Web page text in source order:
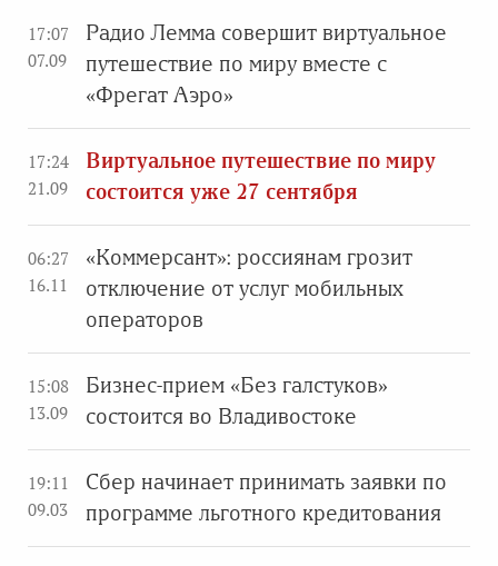
17:07
07.09
Радио Лемма совершит виртуальное
путешествие по миру вместе с
«Фрегат Аэро»
17:24
21.09
Виртуальное путешествие по миру
состоится уже 27 сентября
06:27
16.11
«Коммерсант»: россиянам грозит
отключение от услуг мобильных
операторов
15:08
13.09
Бизнес-прием «Без галстуков»
состоится во Владивостоке
19:11
09.03
Сбер начинает принимать заявки по
программе льготного кредитования